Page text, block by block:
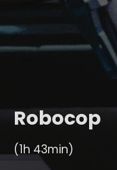
Robocop
(1h 43min)